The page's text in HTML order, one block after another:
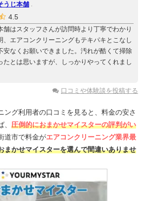
うじ本舗
4.5
舗はスタッフさんが訪問時より丁寧でわかり
、エアコンクリーニングもテキパキとこなし
安なくお願いできました。汚れが酷くて掃除
たとは思いますが、しっかりやってくれまし
口コミや体験談を投稿する
ング利用者の口コミを見ると、料金の安さ
圧倒的におまかせマイスターの評判がい
道市で料金がエアコンクリーニング業界最
まかせマイスターを選んで間違いありませ